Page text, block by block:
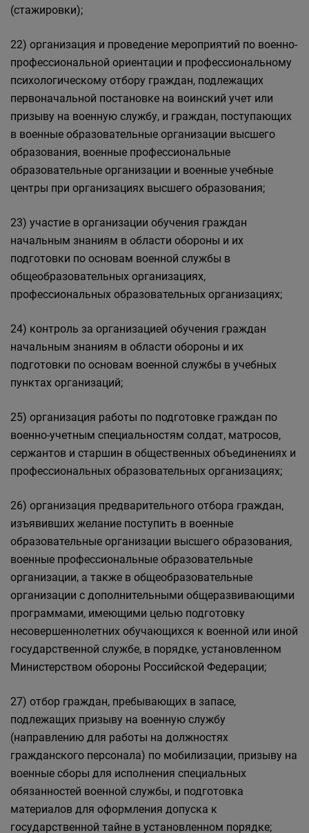
(стажировки);
22) организация и проведение мероприятий по военно-
профессиональной ориентации и профессиональному
психологическому отбору граждан, подлежащих
первоначальной постановке на воинский учет или
призыву на военную службу, и граждан, поступающих
в военные образовательные организации высшего
образования, военные профессиональные
образовательные организации и военные учебные
центры при организациях высшего образования;
23) участие в организации обучения граждан
начальным знаниям в области обороны и их
подготовки по основам военной службы в
общеобразовательных организациях,
профессиональных образовательных организациях;
24) контроль за организацией обучения граждан
начальным знаниям в области обороны и их
подготовки по основам военной службы в учебных
пунктах организаций;
25) организация работы по подготовке граждан по
военно-учетным специальностям солдат, матросов,
сержантов и старшин в общественных объединениях и
профессиональных образовательных организациях;
26) организация предварительного отбора граждан,
изъявивших желание поступить в военные
образовательные организации высшего образования,
военные профессиональные образовательные
организации, а также в общеобразовательные
организации с дополнительными общеразвивающими
программами, имеющими целью подготовку
несовершеннолетних обучающихся к военной или иной
государственной службе, в порядке, установленном
Министерством обороны Российской Федерации;
27) отбор граждан, пребывающих в запасе,
подлежащих призыву на военную службу
(направлению для работы на должностях
гражданского персонала) по мобилизации, призыву на
военные сборы для исполнения специальных
обязанностей военной службы, и подготовка
материалов для оформления допуска к
государственной тайне в установленном порядке;